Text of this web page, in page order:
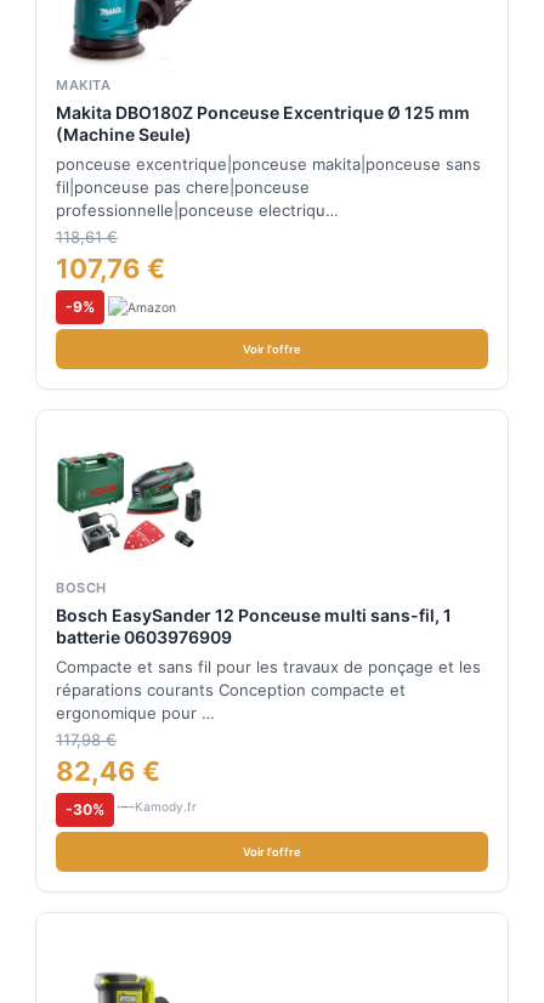
MAKITA
Makita DBO180Z Ponceuse Excentrique Ø 125 mm
(Machine Seule)
ponceuse excentrique|ponceuse makita|ponceuse sans
fil|ponceuse pas chere|ponceuse
professionnelle|ponceuse electriqu…
118,61 €
107,76 €
-9%
Voir l'offre
BOSCH
Bosch EasySander 12 Ponceuse multi sans-fil, 1
batterie 0603976909
Compacte et sans fil pour les travaux de ponçage et les
réparations courants Conception compacte et
ergonomique pour …
117,98 €
82,46 €
-30% Kamody.fr
Voir l'offre